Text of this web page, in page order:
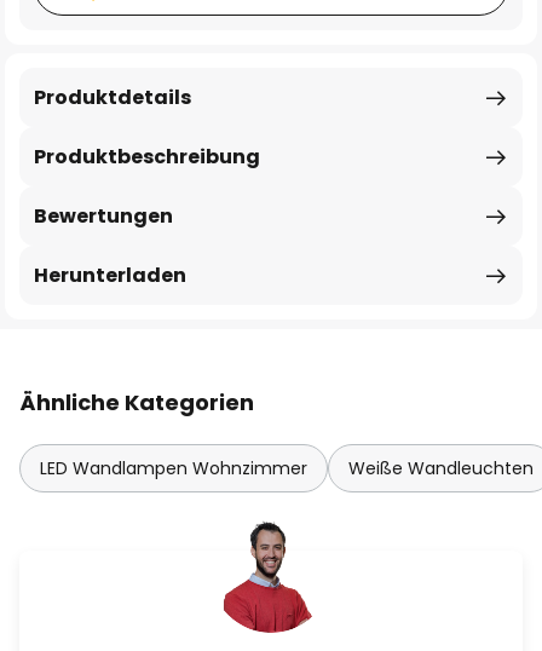
Produktbeschreibung
Produktdetails
Bewertungen
Herunterladen
Ähnliche Kategorien
LED Wandlampen Wohnzimmer Weiße Wandleuchten